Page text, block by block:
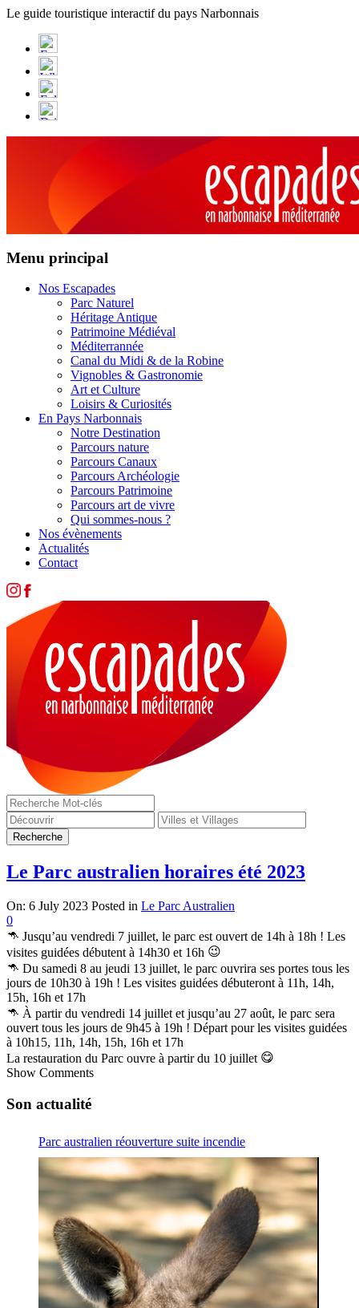
Panneau de gestion des cookies
Le guide touristique interactif du pays Narbonnais
Menu principal
Nos Escapades
Parc Naturel
Héritage Antique
Patrimoine Médiéval
Méditerrannée
Canal du Midi & de la Robine
Vignobles & Gastronomie
Art et Culture
Loisirs & Curiosités
En Pays Narbonnais
Notre Destination
Parcours nature
Parcours Canaux
Parcours Archéologie
Parcours Patrimoine
Parcours art de vivre
Qui sommes-nous ?
Nos évènements
Actualités
Contact
Le Parc australien horaires été 2023
On: 6 July 2023 Posted in Le Parc Australien
0
Jusqu’au vendredi 7 juillet, le parc est ouvert de 14h à 18h ! Les
visites guidées débutent à 14h30 et 16h
Du samedi 8 au jeudi 13 juillet, le parc ouvrira ses portes tous les
jours de 10h30 à 19h ! Les visites guidées débuteront à 11h, 14h,
15h, 16h et 17h
À partir du vendredi 14 juillet et jusqu’au 27 août, le parc sera
ouvert tous les jours de 9h45 à 19h ! Départ pour les visites guidées
à 10h15, 11h, 14h, 15h, 16h et 17h
La restauration du Parc ouvre à partir du 10 juillet
Show Comments
Son actualité
Parc australien réouverture suite incendie